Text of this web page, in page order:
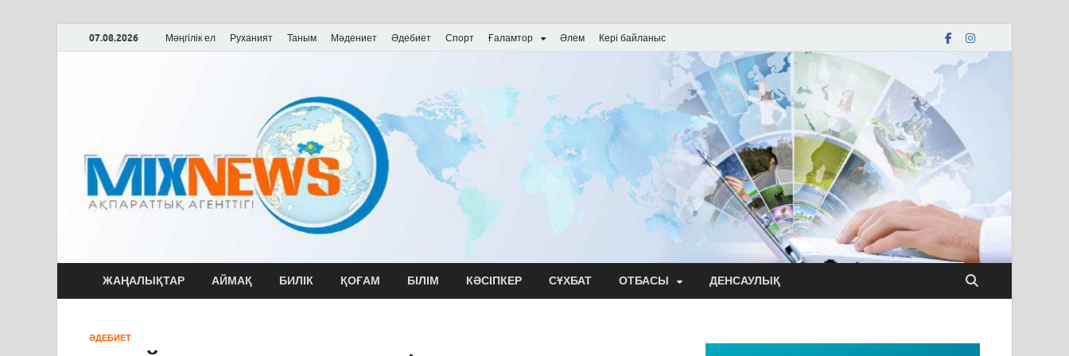
07.08.2026 Мәңгілік ел Руханият Таным Мәдениет Әдебиет Спорт Ғаламтор Әлем Кері байланыс
MixNews
ЖАҢАЛЫҚТАР АЙМАҚ БИЛІК ҚОҒАМ БІЛІМ КӘСІПКЕР СҰХБАТ ОТБАСЫ ДЕНСАУЛЫҚ
ӘДЕБИЕТ